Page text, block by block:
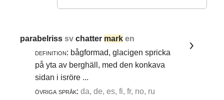
parabelrisssvchatter mark en
definition: bågformad, glacigen spricka
på yta av berghäll, med den konkava
sidan i isröre ...
övriga språk: da, de, es, fi, fr, no, ru